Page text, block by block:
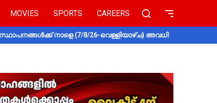
MOVIES SPORTS CAREERS
നാളെ (7/8/26-വെള്ളിയാഴ്ച) അവധി